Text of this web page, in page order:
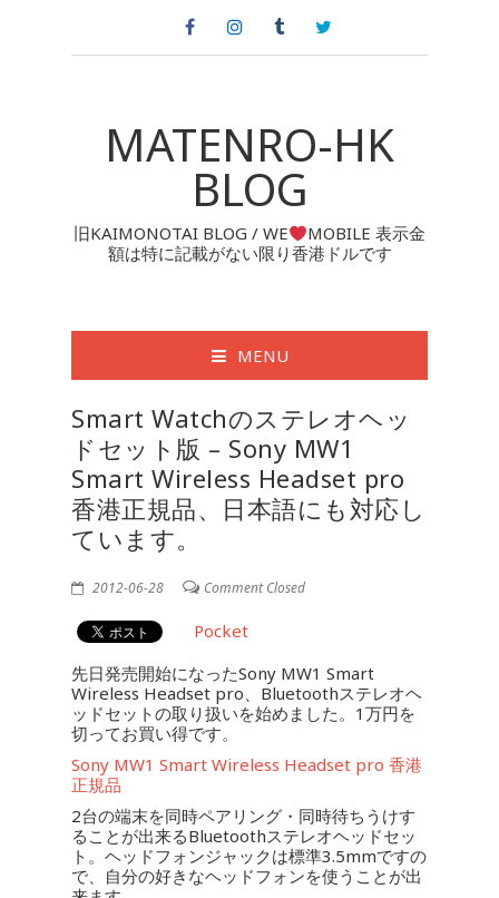
MATENRO-HK
BLOG
旧KAIMONOTAI BLOG / WE
MOBILE 表示金
額は特に記載がない限り香港ドルです
MENU
Smart Watchのステレオヘッ
ドセット版 – Sony MW1
Smart Wireless Headset pro
香港正規品、日本語にも対応し
ています。
2012-06-28 Comment Closed
Pocket
先日発売開始になったSony MW1 Smart
Wireless Headset pro、Bluetoothステレオヘ
ッドセットの取り扱いを始めました。1万円を
切ってお買い得です。
Sony MW1 Smart Wireless Headset pro 香港
正規品
2台の端末を同時ペアリング・同時待ちうけす
ることが出来るBluetoothステレオヘッドセッ
ト。ヘッドフォンジャックは標準3.5mmですの
で、自分の好きなヘッドフォンを使うことが出